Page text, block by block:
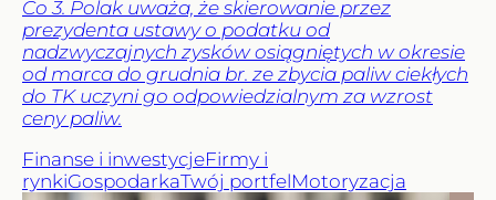
Co 3. Polak uważa, że skierowanie przez
prezydenta ustawy o podatku od
nadzwyczajnych zysków osiągniętych w okresie
od marca do grudnia br. ze zbycia paliw ciekłych
do TK uczyni go odpowiedzialnym za wzrost
ceny paliw.
Finanse i inwestycjeFirmy i
rynkiGospodarkaTwój portfelMotoryzacja